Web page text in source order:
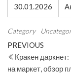
30.01.2026
Category
Post
Previous
Post
PREVIOUS
Кракен даркнет:
на маркет, обзор